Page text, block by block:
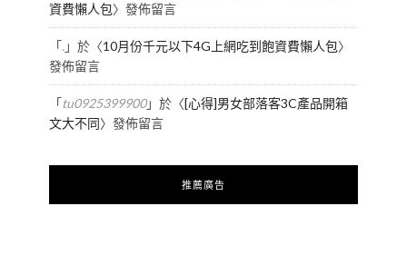
資費懶人包〉發佈留言
「.」於〈10月份千元以下4G上網吃到飽資費懶人包〉
發佈留言
「tu0925399900」於〈[心得]男女部落客3C產品開箱
文大不同〉發佈留言
推薦廣告